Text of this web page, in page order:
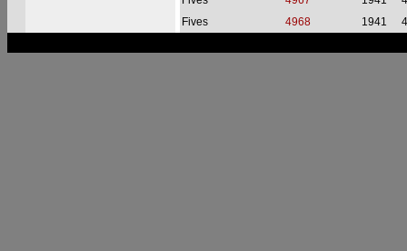
Fives
4968 1941